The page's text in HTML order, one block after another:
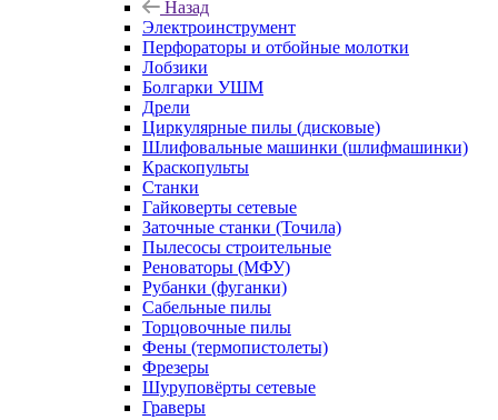
Назад
Электроинструмент
Перфораторы и отбойные молотки
Лобзики
Болгарки УШМ
Дрели
Циркулярные пилы (дисковые)
Шлифовальные машинки (шлифмашинки)
Краскопульты
Станки
Гайковерты сетевые
Заточные станки (Точила)
Пылесосы строительные
Реноваторы (МФУ)
Рубанки (фуганки)
Сабельные пилы
Торцовочные пилы
Фены (термопистолеты)
Фрезеры
Шуруповёрты сетевые
Граверы